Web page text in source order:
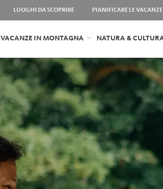
LUOGHI DA SCOPRIRE PIANIFICARE LE
VACANZE IN MONTAGNA NATURA &